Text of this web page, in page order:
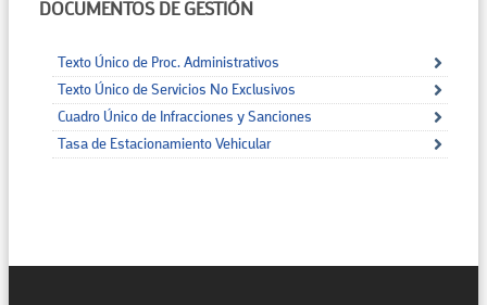
DOCUMENTOS DE GESTIÓN
Texto Único de Proc. Administrativos
Texto Único de Servicios No Exclusivos
Cuadro Único de Infracciones y Sanciones
Tasa de Estacionamiento Vehicular